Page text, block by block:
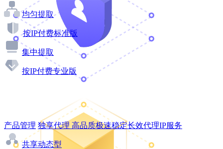
均匀提取
按IP付费标准版
集中提取
按IP付费专业版
产品管理 独享代理 高品质极速稳定长效代理IP服务
共享动态型